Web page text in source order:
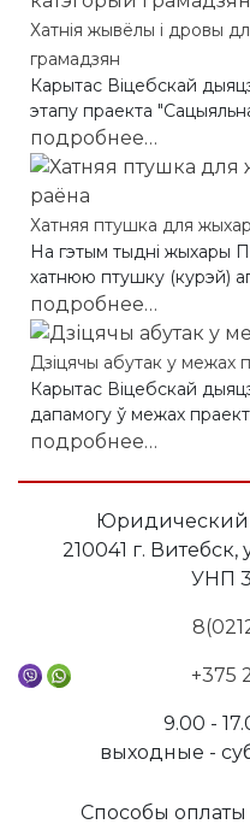
Хатнія жывёлы і дровы
грамадзян
Карытас Віцебскай
этапу праекта
подробнее…
Хатняя птушка для
На гэтым тыдні жыхары
хатнюю птушку (курэй)
подробнее…
Дзіцячы абутак у межах
Карытас Віцебскай
дапамогу ў межах
подробнее…
Юридический
210041 г. Витебск,
УНП
+375
9.00 -
выходные -
Способы